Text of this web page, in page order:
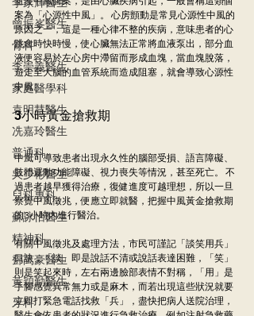
曾振峯醫生
骨科
李崇義醫生
家庭醫學科
袁明慧醫生
冼嘉玲醫生
普通科
吳少彬醫生
兒科專科
蘇詠怡醫生
精神科
鄧萬豪醫生
黃穎勤醫生
牙科
案為「心源性中風」。 心房顫動是常見心源性中風的
原因之一，這是一種心律不整的疾病，意味患者的心
跳會時快時慢，使心臟無法正常將血液泵出，部分血
液便容易於左心房中滯留而形成血塊，當血塊脫落，
遊走至大腦的血管系統而造成阻塞，就會導致心源性
中風。
3小時黃金搶救期
中風可導致患者出現永久性的腦部受損、語言障礙、
肢體運動功能障礙、視力喪失等情況，甚至死亡。 不
過患者越早獲得治療，復健進度可越理想，所以一旦
察覺中風徵兆，便應立即就醫，把握中風黃金搶救期
的3小時內進行醫治。
有關中風徵兆及處理方法，市民可謹記「談笑用兵」
口訣，「談」即是說話不清或說話表達困難，「笑」
則是笑起來時，左右兩邊臉部表情不對稱，「用」是
手腳感覺異常無力或是麻木，而若出現這些狀況就要
立即打緊急電話找救「兵」，盡快把病人送院治理，